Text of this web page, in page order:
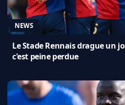
NEWS
Le Stade Rennais drague un
c'est peine perdue